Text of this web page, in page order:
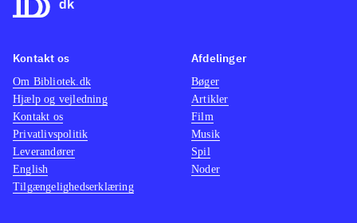
Kontakt os
Om Bibliotek.dk
Hjælp og vejledning
Kontakt os
Privatlivspolitik
Leverandører
English
Tilgængelighedserklæring
Afdelinger
Bøger
Artikler
Film
Musik
Spil
Noder